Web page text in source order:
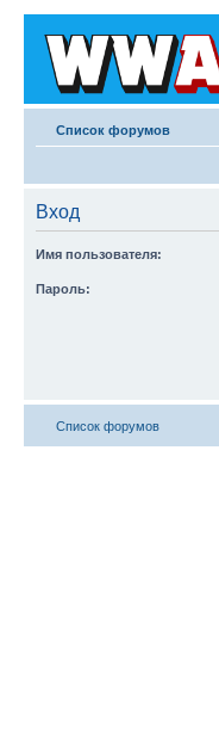
Список форумов
Вход
Имя пользователя:
Пароль:
Список форумов